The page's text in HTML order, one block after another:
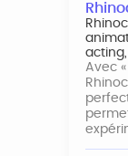
Avec